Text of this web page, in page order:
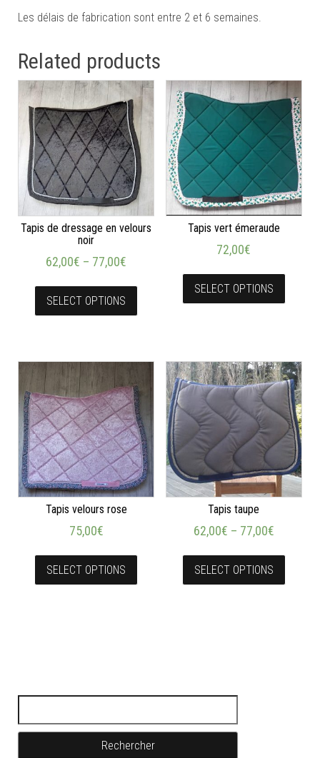
Les délais de fabrication sont entre 2 et 6 semaines.
Related products
Tapis de dressage en velours
noir
62,00€ – 77,00€
SELECT OPTIONS
Tapis vert émeraude
72,00€
SELECT OPTIONS
Tapis velours rose
75,00€
SELECT OPTIONS
Tapis taupe
62,00€ – 77,00€
SELECT OPTIONS